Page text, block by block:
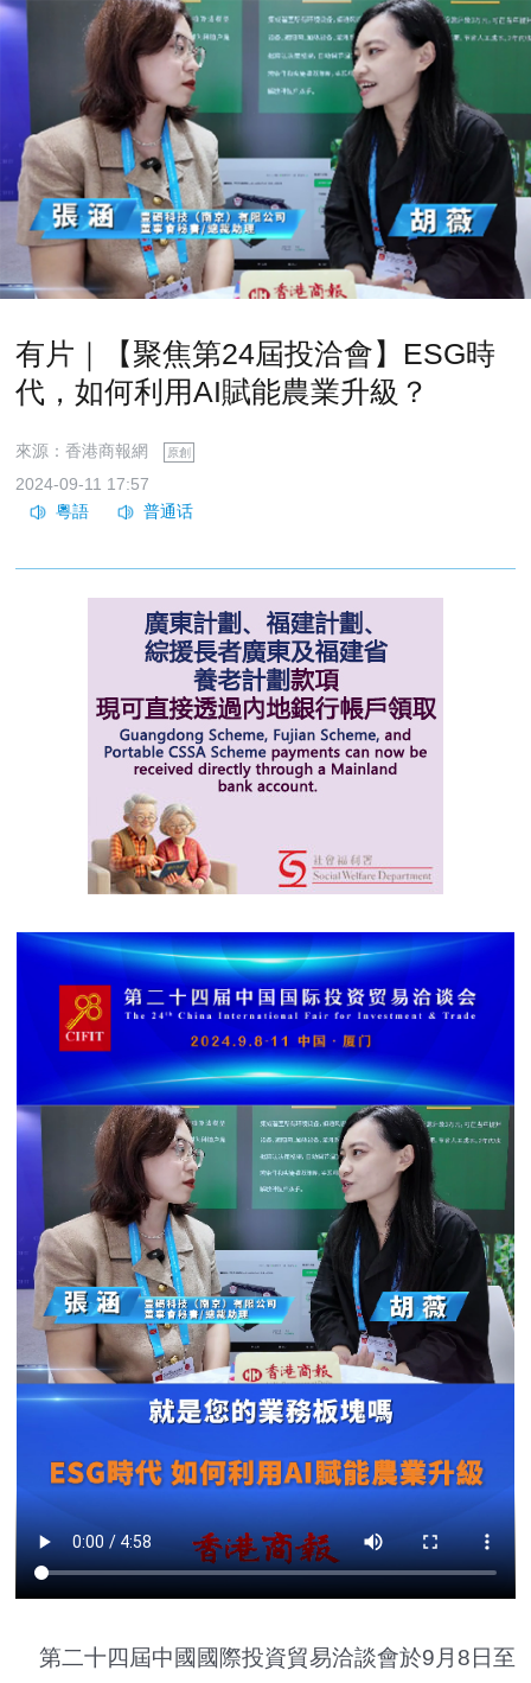
有片｜【聚焦第24屆投洽會】ESG時
代，如何利用AI賦能農業升級？
來源：香港商報網 原創
2024-09-11 17:57
第二十四屆中國國際投資貿易洽談會於9月8日至